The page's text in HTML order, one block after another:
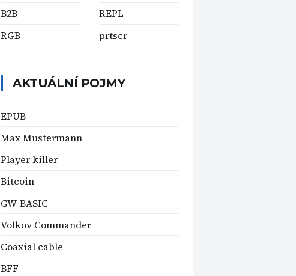
B2B
RGB
REPL
prtscr
AKTUÁLNÍ POJMY
EPUB
Max Mustermann
Player killer
Bitcoin
GW-BASIC
Volkov Commander
Coaxial cable
BFF